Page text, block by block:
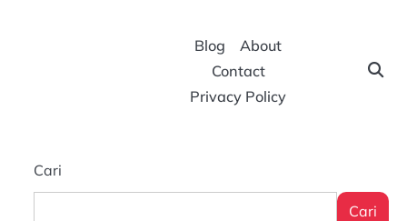
Blog
About
Contact
Privacy Policy
Cari
Cari